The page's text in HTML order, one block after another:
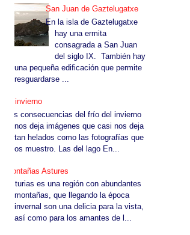
San Juan de Gaztelugatxe
En la isla de Gaztelugatxe
hay una ermita
consagrada a San Juan
del siglo IX. También hay
una pequeña edificación que permite
resguardarse ...
El invierno
Las consecuencias del frío del invierno
nos deja imágenes que casi nos deja
tan helados como las fotografías que
os muestro. Las del lago En...
Montañas Astures
Asturias es una región con abundantes
montañas, que llegando la época
invernal son una delicia para la vista,
así como para los amantes de l...